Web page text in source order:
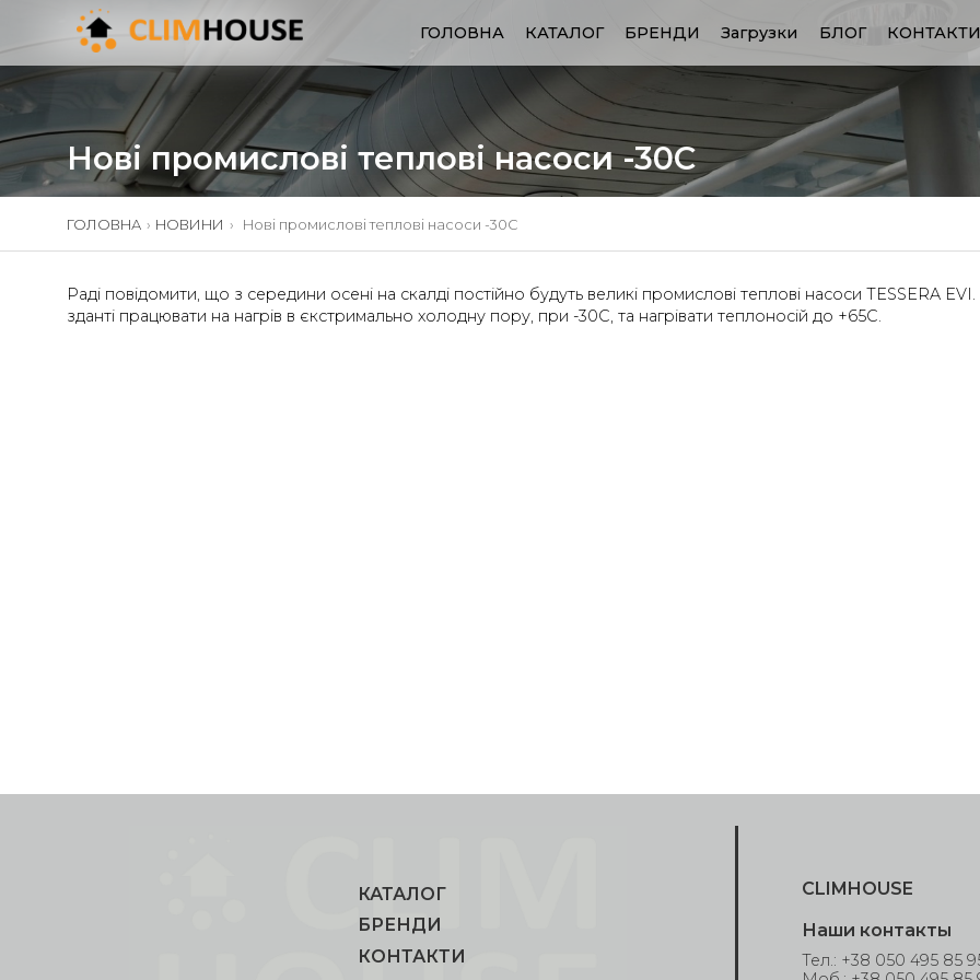
ГОЛОВНА КАТАЛОГ БРЕНДИ Загрузки БЛОГ КОНТАКТИ
Нові промислові теплові насоси -30С
ГОЛОВНА › НОВИНИ › Нові промислові теплові насоси -30С
Раді повідомити, що з середини осені на скалді постійно будуть великі промислові теплові насоси TESSERA
зданті працювати на нагрів в єкстримально холодну пору, при -30С, та нагрівати теплоносій до +65С.
КАТАЛОГ
БРЕНДИ
КОНТАКТИ
CLIMHOUSE
Наши контакты
Тел.: +38 050 495 85